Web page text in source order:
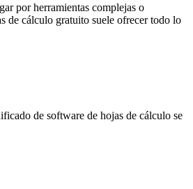
por herramientas complejas o
de cálculo gratuito suele ofrecer todo lo
de software de hojas de cálculo se